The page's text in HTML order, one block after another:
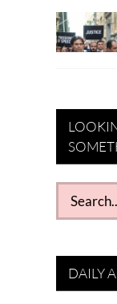
Search
for:
DAILY